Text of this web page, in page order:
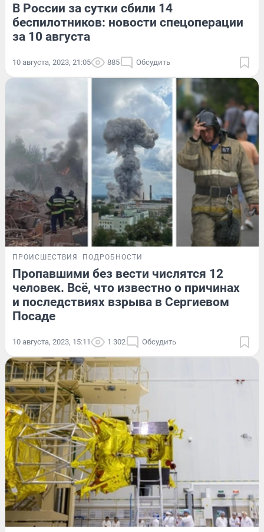
В России за сутки сбили 14
беспилотников: новости спецоперации
за 10 августа
10 августа, 2023, 21:05 885 Обсудить
ПРОИСШЕСТВИЯ ПОДРОБНОСТИ
Пропавшими без вести числятся 12
человек. Всё, что известно о причинах
и последствиях взрыва в Сергиевом
Посаде
10 августа, 2023, 15:11 1 302 Обсудить